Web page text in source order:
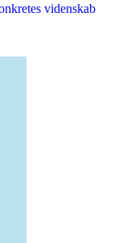
videnskab